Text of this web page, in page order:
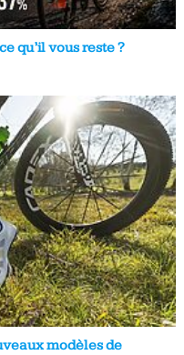
qu’il vous reste ?
modèles de